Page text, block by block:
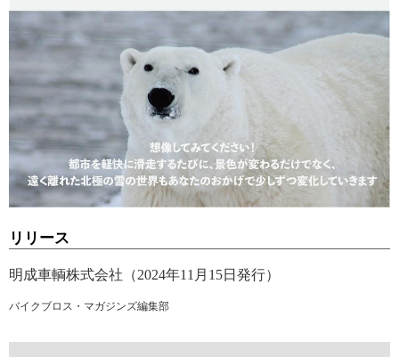
リリース
明成車輌株式会社（2024年11月15日発行）
バイクブロス・マガジンズ編集部